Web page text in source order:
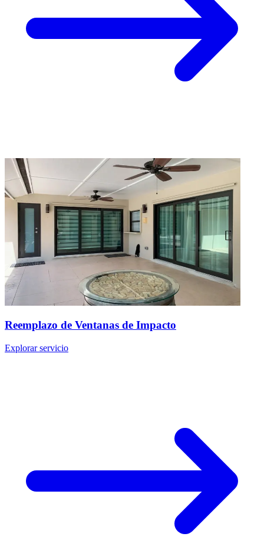
Reemplazo de Ventanas de Impacto
Explorar servicio